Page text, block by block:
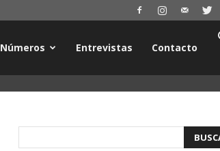
Números Entrevistas Contacto